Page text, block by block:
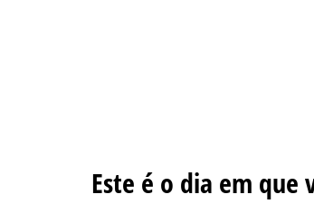
Este é o dia em que